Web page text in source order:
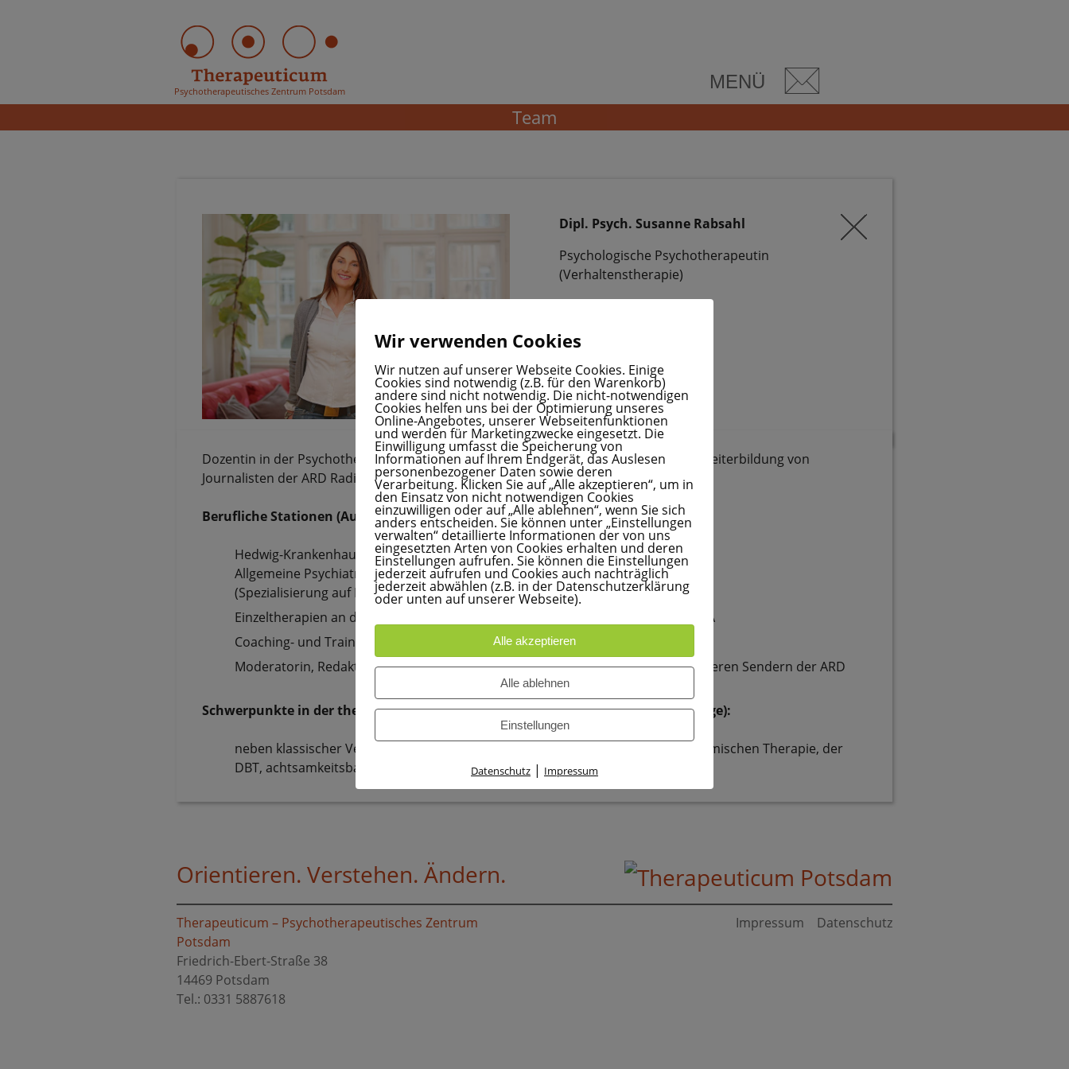
Psychotherapeutisches Zentrum Potsdam MENÜ
Team
Dipl. Psych. Susanne Rabsahl
Psychologische Psychotherapeutin
(Verhaltenstherapie)
Dozentin in der Psychotherapeuten- ausbildung, Trainertätigkeit in Aus-/ Fort- und Weiterbildung von
Journalisten der ARD Radio- und Fernsehjournalistin
Berufliche Stationen (Auszüge):
Hedwig-Krankenhaus, Psychiatrische Universitätsklinik der Charité Berlin:
Allgemeine Psychiatrie und Station für Sucht und Borderline PS
(Spezialisierung auf Dialektisch-Behaviorale Therapie, DBT)
Einzeltherapien an der Institusambulanz der Berliner FortbildungsAkademie BFA
Coaching- und Trainertätigkeit im Bereich Medien, Wirtschaft, Politik
Moderatorin, Redakteurin und Autorin beim Westdeutschen Rundfunk und anderen Sendern der ARD
Schwerpunkte in der therapeutischen Arbeit / Aus- und Weiterbildungen (Auszüge):
neben klassischer Verhaltenstherapie Elemente der Schematherapie, der Systemischen Therapie, der
DBT, achtsamkeitsbasierter Verfahren sowie Mindful Self Compassion (MSC).
Orientieren. Verstehen. Ändern.
Therapeuticum – Psychotherapeutisches Zentrum
Potsdam
Friedrich-Ebert-Straße 38
14469 Potsdam
Tel.: 0331 5887618
Impressum Datenschutz
Wir verwenden Cookies
Wir nutzen auf unserer Webseite Cookies. Einige
Cookies sind notwendig (z.B. für den Warenkorb)
andere sind nicht notwendig. Die nicht-notwendigen
Cookies helfen uns bei der Optimierung unseres
Online-Angebotes, unserer Webseitenfunktionen
und werden für Marketingzwecke eingesetzt. Die
Einwilligung umfasst die Speicherung von
Informationen auf Ihrem Endgerät, das Auslesen
personenbezogener Daten sowie deren
Verarbeitung. Klicken Sie auf „Alle akzeptieren“, um in
den Einsatz von nicht notwendigen Cookies
einzuwilligen oder auf „Alle ablehnen“, wenn Sie sich
anders entscheiden. Sie können unter „Einstellungen
verwalten“ detaillierte Informationen der von uns
eingesetzten Arten von Cookies erhalten und deren
Einstellungen aufrufen. Sie können die Einstellungen
jederzeit aufrufen und Cookies auch nachträglich
jederzeit abwählen (z.B. in der Datenschutzerklärung
oder unten auf unserer Webseite).
Alle akzeptieren
Alle ablehnen
Einstellungen
Datenschutz | Impressum